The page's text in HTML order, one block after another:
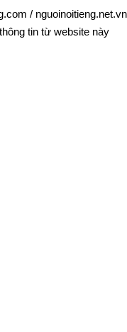
/ nguoinoitieng.net.vn
tin từ website này